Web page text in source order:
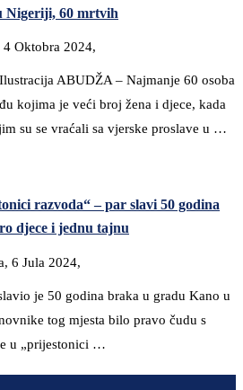
Nigeriji, 60 mrtvih
4 Oktobra 2024,
ABUDŽA – Najmanje 60 osoba
kojima je veći broj žena i djece, kada
su se vraćali sa vjerske proslave u …
razvoda“ – par slavi 50 godina
djece i jednu tajnu
6 Jula 2024,
je 50 godina braka u gradu Kano u
tog mjesta bilo pravo čudu s
u „prijestonici …